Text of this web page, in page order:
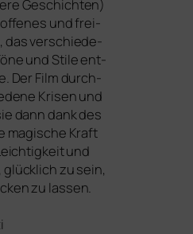
Geschichten)
und frei­
das ver­schie­de­
und Stile ent­
Der Film durch­
Krisen und
dann dank des
magi­sche Kraft
und
zu sein,
zu las­sen.